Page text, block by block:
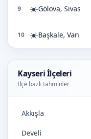
9 ☀️Gölova, Sivas
10 ☀️Başkale, Van
Kayseri İlçeleri
İlçe bazlı tahminler
Akkışla
Develi